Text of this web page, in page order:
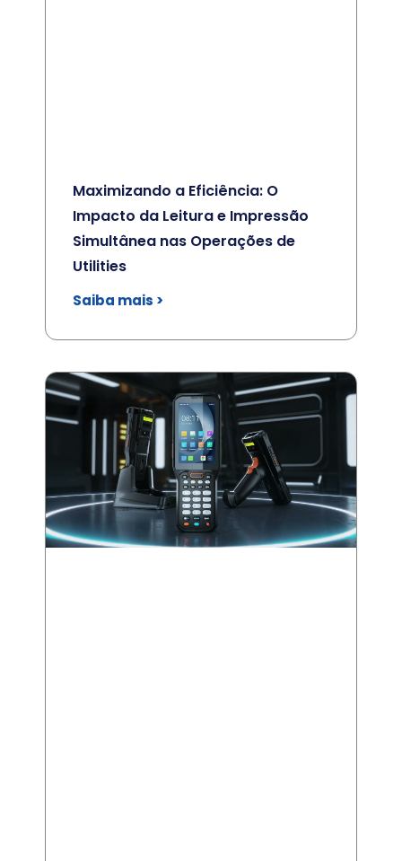
Maximizando a Eficiência: O
Impacto da Leitura e Impressão
Simultânea nas Operações de
Utilities
Saiba mais >